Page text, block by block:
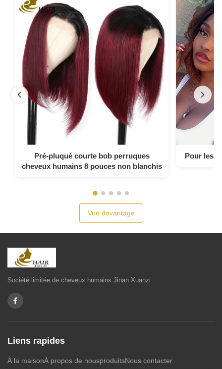
Pré-pluqué courte bob perruques
cheveux humains 8 pouces non blanchis
Pour les
Vue davantage
Société limitée de cheveux humains Jinan Xuanzi
Liens rapides
À la maisonÀ propos de nousproduitsNous contacter